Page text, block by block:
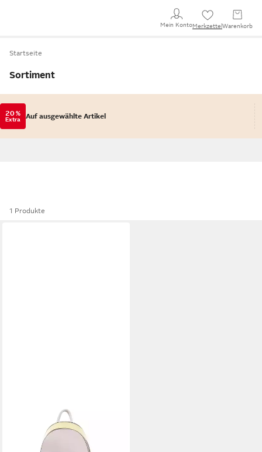
Mein KontoMerkzettel Warenkorb
Startseite
Sortiment
20 %
Extra Auf ausgewählte Artikel
1 Produkte